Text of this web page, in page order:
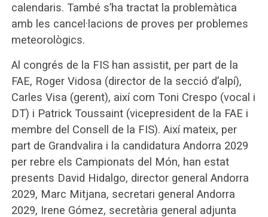
calendaris. També s’ha tractat la problemàtica
amb les cancel·lacions de proves per problemes
meteorològics.
Al congrés de la FIS han assistit, per part de la
FAE, Roger Vidosa (director de la secció d’alpí),
Carles Visa (gerent), així com Toni Crespo (vocal i
DT) i Patrick Toussaint (vicepresident de la FAE i
membre del Consell de la FIS). Així mateix, per
part de Grandvalira i la candidatura Andorra 2029
per rebre els Campionats del Món, han estat
presents David Hidalgo, director general Andorra
2029, Marc Mitjana, secretari general Andorra
2029, Irene Gómez, secretària general adjunta